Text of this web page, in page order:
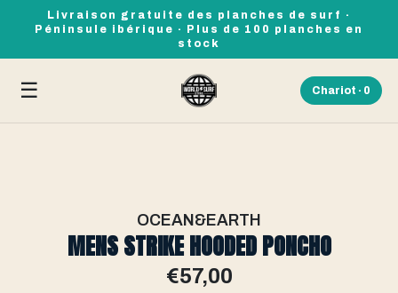
Livraison gratuite des planches de surf ·
Péninsule ibérique · Plus de 100 planches en
stock
☰ Chariot · 0
OCEAN&EARTH
MENS STRIKE HOODED PONCHO
€57,00